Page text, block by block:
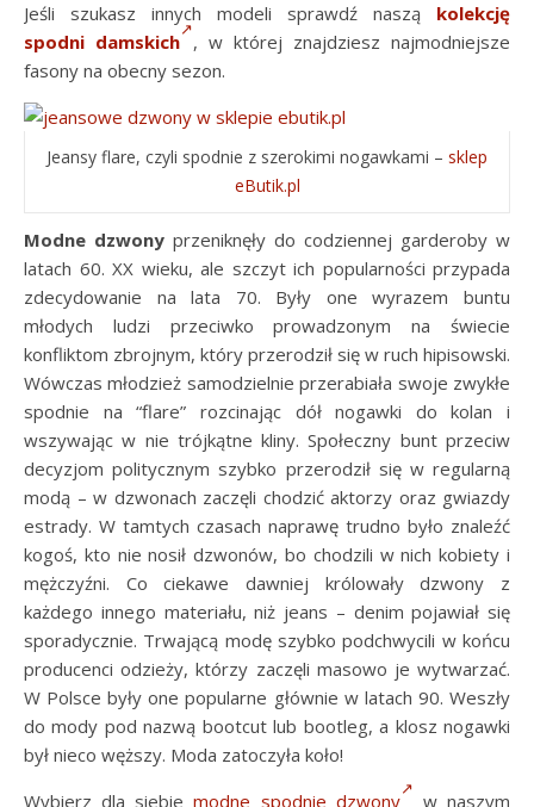
Jeśli szukasz innych modeli sprawdź naszą kolekcję
spodni damskich , w której znajdziesz najmodniejsze
fasony na obecny sezon.
Jeansy flare, czyli spodnie z szerokimi nogawkami – sklep
eButik.pl
Modne dzwony przeniknęły do codziennej garderoby w
latach 60. XX wieku, ale szczyt ich popularności przypada
zdecydowanie na lata 70. Były one wyrazem buntu
młodych ludzi przeciwko prowadzonym na świecie
konfliktom zbrojnym, który przerodził się w ruch hipisowski.
Wówczas młodzież samodzielnie przerabiała swoje zwykłe
spodnie na “flare” rozcinając dół nogawki do kolan i
wszywając w nie trójkątne kliny. Społeczny bunt przeciw
decyzjom politycznym szybko przerodził się w regularną
modą – w dzwonach zaczęli chodzić aktorzy oraz gwiazdy
estrady. W tamtych czasach naprawę trudno było znaleźć
kogoś, kto nie nosił dzwonów, bo chodzili w nich kobiety i
mężczyźni. Co ciekawe dawniej królowały dzwony z
każdego innego materiału, niż jeans – denim pojawiał się
sporadycznie. Trwającą modę szybko podchwycili w końcu
producenci odzieży, którzy zaczęli masowo je wytwarzać.
W Polsce były one popularne głównie w latach 90. Weszły
do mody pod nazwą bootcut lub bootleg, a klosz nogawki
był nieco węższy. Moda zatoczyła koło!
Wybierz dla siebiemodne spodnie dzwony w naszym